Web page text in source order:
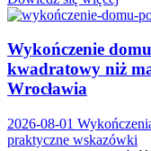
Wykończenie
kwadratowy niż
Wrocławia
2026-08-01
praktyczne wskazówki